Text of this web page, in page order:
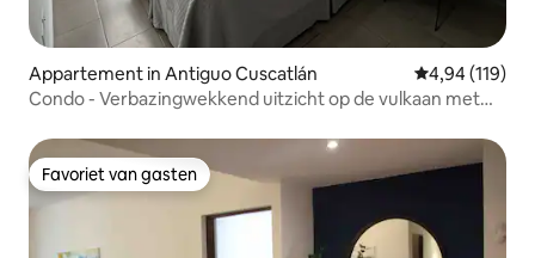
Appartement in Antiguo Cuscatlán Gemiddelde
4,94 (119)
Condo - Verbazingwekkend uitzicht op de vulkaan met
Favoriet van gasten
Favoriet van gasten